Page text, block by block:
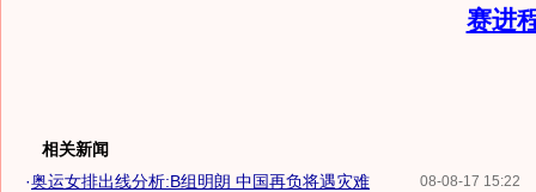
赛进
相关新闻
08-08-17 15:22
·奥运女排出线分析:B组明朗 中国再负将遇灾难